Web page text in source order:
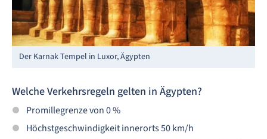
Der Karnak Tempel in Luxor, Ägypten
Welche Verkehrsregeln gelten in Ägypten?
Promillegrenze von 0 %
Höchstgeschwindigkeit innerorts 50 km/h